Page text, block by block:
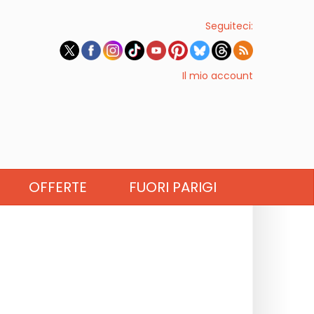
Seguiteci:
Il mio account
OFFERTE FUORI PARIGI